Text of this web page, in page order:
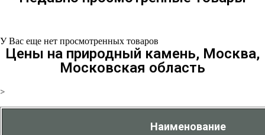
У Вас еще нет просмотренных товаров
Цены на природный камень, Москва,
Московская область
>
Наименование